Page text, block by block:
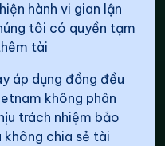
hành vi gian lận
tôi có quyền tạm
tài
áp dụng đồng đều
không phân
trách nhiệm bảo
chia sẻ tài